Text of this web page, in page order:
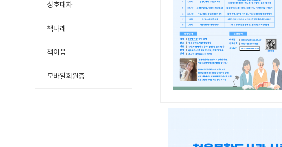
상호대차
책나래
책이음
모바일회원증